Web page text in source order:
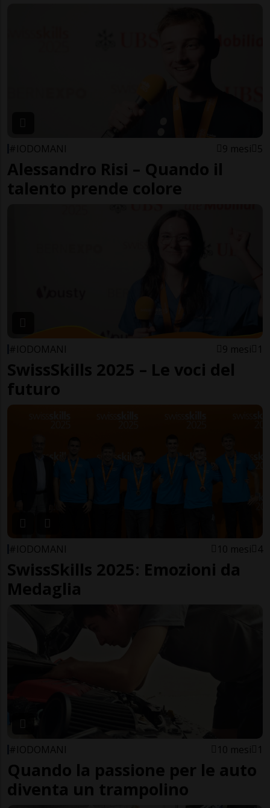
#IODOMANI 9 mesi 5
Alessandro Risi – Quando il
talento prende colore
#IODOMANI 9 mesi 1
SwissSkills 2025 – Le voci del
futuro
#IODOMANI 10 mesi 4
SwissSkills 2025: Emozioni da
Medaglia
#IODOMANI 10 mesi 1
Quando la passione per le auto
diventa un trampolino